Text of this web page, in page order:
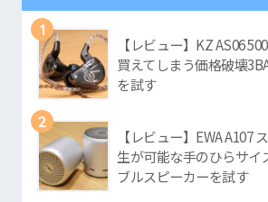
1
【レビュー】KZ AS06
買えてしまう価格破壊
を試す
2
【レビュー】EWA A107
生が可能な手のひらサイ
ブルスピーカーを試す